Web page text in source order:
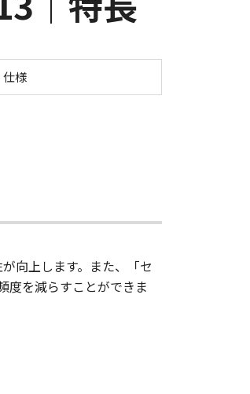
R12VE（H2）／VB-R13
仕様
向上します。また、「セ
度を減らすことができま